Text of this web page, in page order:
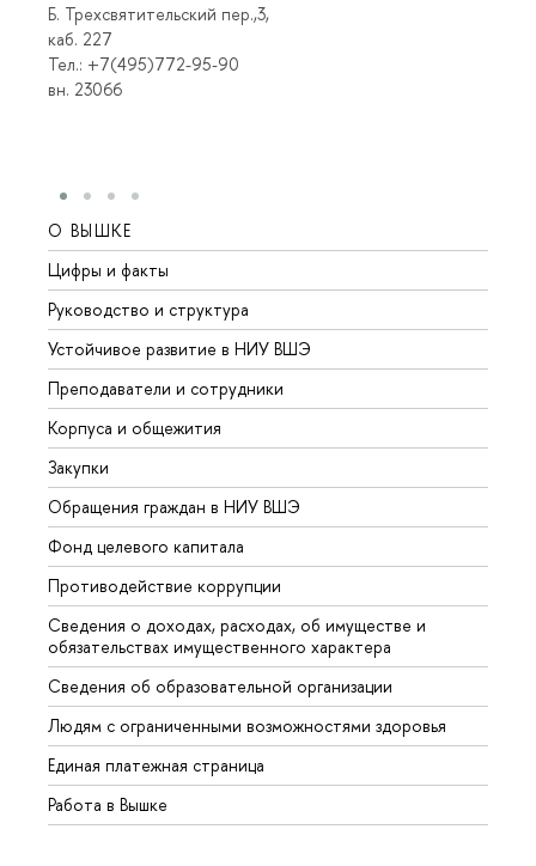
Б. Трехсвятительский пер.,3,
каб. 227
Тел.: +7(495)772-95-90
вн. 23066
О ВЫШКЕ
Цифры и факты
Руководство и структура
Устойчивое развитие в НИУ ВШЭ
Преподаватели и сотрудники
Корпуса и общежития
Закупки
Обращения граждан в НИУ ВШЭ
Фонд целевого капитала
Противодействие коррупции
Сведения о доходах, расходах, об имуществе и
обязательствах имущественного характера
Сведения об образовательной организации
Людям с ограниченными возможностями здоровья
Единая платежная страница
Работа в Вышке